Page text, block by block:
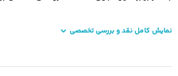
نمایش کامل نقد و بررسی تخصصی